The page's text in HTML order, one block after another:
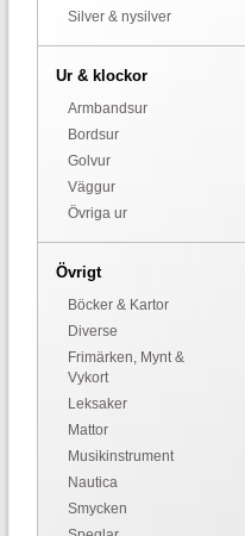
Silver & nysilver
Ur & klockor
Armbandsur
Bordsur
Golvur
Väggur
Övriga ur
Övrigt
Böcker & Kartor
Diverse
Frimärken, Mynt &
Vykort
Leksaker
Mattor
Musikinstrument
Nautica
Smycken